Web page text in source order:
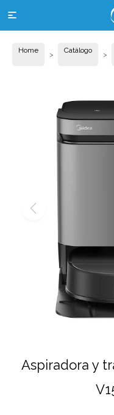

Home Catálogo
Aspiradora y